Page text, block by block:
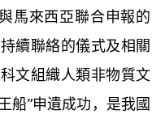
馬來西亞聯合申報的
續聯絡的儀式及相關
文組織人類非物質文
船”申遺成功，是我國